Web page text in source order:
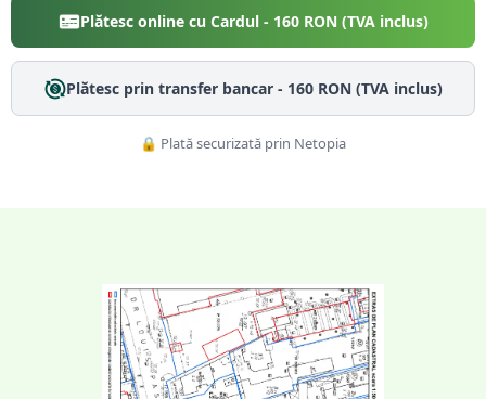
Plătesc online cu Cardul - 160RON (TVA inclus)
Plătesc prin transfer bancar - 160RON (TVA inclus)
🔒 Plată securizată prin Netopia